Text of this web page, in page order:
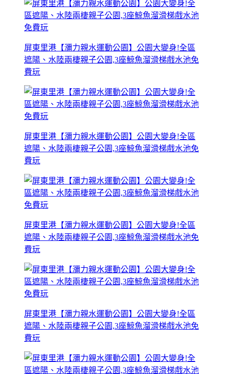
屏東里港【瀰力親水運動公園】公園大變身!全區
遮陽、水陸兩棲親子公園,3座鯨魚溜滑梯戲水池免
費玩
屏東里港【瀰力親水運動公園】公園大變身!全區
遮陽、水陸兩棲親子公園,3座鯨魚溜滑梯戲水池免
費玩
屏東里港【瀰力親水運動公園】公園大變身!全區
遮陽、水陸兩棲親子公園,3座鯨魚溜滑梯戲水池免
費玩
屏東里港【瀰力親水運動公園】公園大變身!全區
遮陽、水陸兩棲親子公園,3座鯨魚溜滑梯戲水池免
費玩